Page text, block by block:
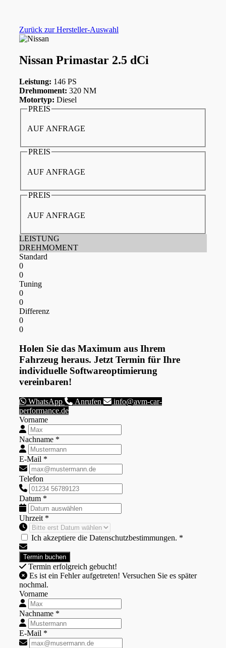
Zurück zur Hersteller-Auswahl
Nissan Primastar 2.5 dCi
Leistung: 146 PS
Drehmoment: 320 NM
Motortyp: Diesel
PREIS
AUF ANFRAGE
PREIS
AUF ANFRAGE
PREIS
AUF ANFRAGE
LEISTUNG
DREHMOMENT
Standard
0
0
Tuning
0
0
Differenz
0
0
Holen Sie das Maximum aus Ihrem
Fahrzeug heraus. Jetzt Termin für Ihre
individuelle Softwareoptimierung
vereinbaren!
WhatsApp Anrufen
info@avm-car-
performance.de
Vorname
Nachname *
E-Mail *
Telefon
Datum *
Uhrzeit *
Ich akzeptiere die Datenschutzbestimmungen. *
Termin erfolgreich gebucht!
nochmal.
Vorname
Nachname *
E-Mail *